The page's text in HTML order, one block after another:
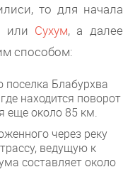
то для начала
или Сухум, а далее
способом:
поселка Блабурхва
находится поворот
еще около 85 км.
через реку
ведущую к
составляет около